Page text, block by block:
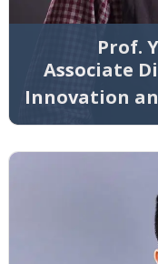
Prof.
Associate
Innovation